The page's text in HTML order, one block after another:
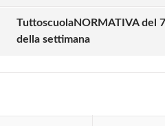
TuttoscuolaNORMATIVA del
della settimana
Effettua il